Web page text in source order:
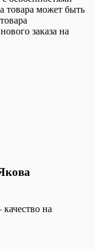
товара может быть
заказа на
на